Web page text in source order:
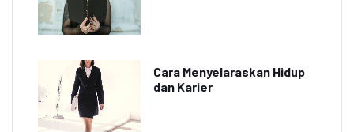
Cara Menyelaraskan Hidup
dan Karier